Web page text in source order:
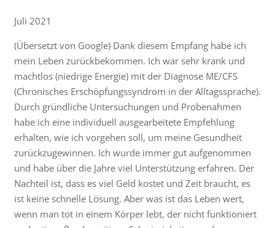
Juli 2021
(Übersetzt von Google) Dank diesem Empfang habe ich
mein Leben zurückbekommen. Ich war sehr krank und
machtlos (niedrige Energie) mit der Diagnose ME/CFS
(Chronisches Erschöpfungssyndrom in der Alltagssprache).
Durch gründliche Untersuchungen und Probenahmen
habe ich eine individuell ausgearbeitete Empfehlung
erhalten, wie ich vorgehen soll, um meine Gesundheit
zurückzugewinnen. Ich wurde immer gut aufgenommen
und habe über die Jahre viel Unterstützung erfahren. Der
Nachteil ist, dass es viel Geld kostet und Zeit braucht, es
ist keine schnelle Lösung. Aber was ist das Leben wert,
wenn man tot in einem Körper lebt, der nicht funktioniert